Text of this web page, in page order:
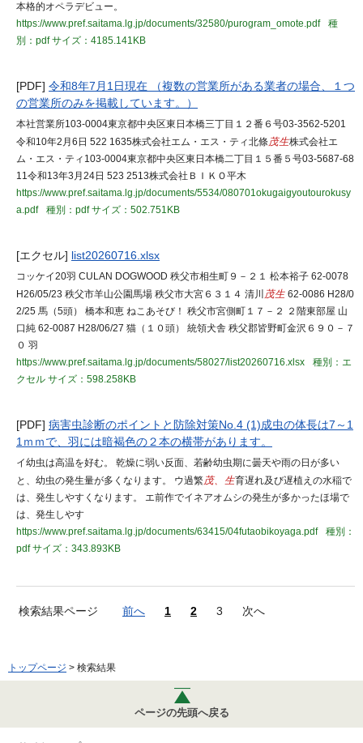
本格的オペラデビュー。
https://www.pref.saitama.lg.jp/documents/32580/purogram_omote.pdf
種
別：pdfサイズ：4185.141KB
[PDF] 令和8年7月1日現在 （複数の営業所がある業者の場合、１つ
の営業所のみを掲載しています。）
本社営業所103-0004東京都中央区東日本橋三丁目１２番６号03-3562-5201
令和10年2月6日 522 1635株式会社エム・エス・ティ北條茂生株式会社エ
ム・エス・ティ103-0004東京都中央区東日本橋二丁目１５番５号03-5687-68
11令和13年3月24日 523 2513株式会社ＢＩＫＯ平木
https://www.pref.saitama.lg.jp/documents/5534/080701okugaigyoutourokusy
a.pdf
種別：pdfサイズ：502.751KB
[エクセル] list20260716.xlsx
コッケイ20羽 CULAN DOGWOOD 秩父市相生町９－２１ 松本裕子 62-0078
H26/05/23 秩父市羊山公園馬場 秩父市大宮６３１４ 清川 茂生 62-0086 H28/0
2/25 馬（5頭） 橋本和恵 ねこあそび！ 秩父市宮側町１７－２ ２階東部屋 山
口純 62-0087 H28/06/27 猫（１０頭） 統領犬舎 秩父郡皆野町金沢６９０－７
０ 羽
https://www.pref.saitama.lg.jp/documents/58027/list20260716.xlsx
種別：エ
クセル サイズ：598.258KB
[PDF] 病害虫診断のポイントと防除対策No.4 (1)成虫の体長は7～1
1ｍｍで、羽には暗褐色の２本の横帯があります。
イ幼虫は高温を好む。 乾燥に弱い反面、若齢幼虫期に曇天や雨の日が多い
と、幼虫の発生量が多くなります。 ウ過繁茂、生育遅れ及び遅植えの水稲で
は、発生しやすくなります。 エ前作でイネアオムシの発生が多かったほ場で
は、発生しやす
https://www.pref.saitama.lg.jp/documents/63415/04futaobikoyaga.pdf
種別：
pdfサイズ：343.893KB
検索結果ページ 前へ 1 2 3 次へ
トップページ > 検索結果
ページの先頭へ戻る